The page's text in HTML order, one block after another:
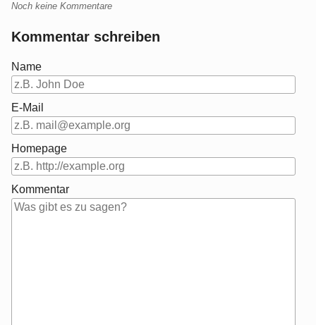
Noch keine Kommentare
Kommentar schreiben
Name
E-Mail
Homepage
Kommentar